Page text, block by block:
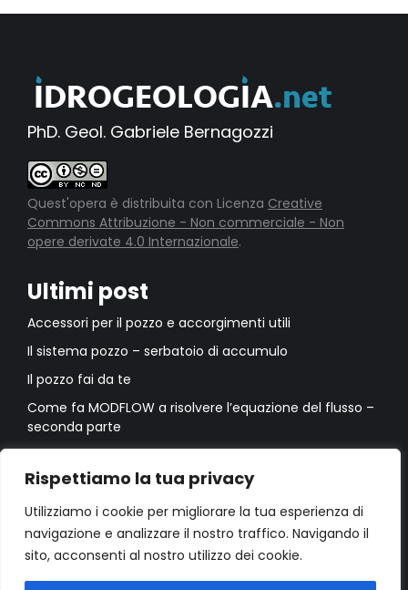
Rispettiamo la tua privacy
Utilizziamo i cookie per migliorare la tua esperienza di
navigazione e analizzare il nostro traffico. Navigando il
sito, acconsenti al nostro utilizzo dei cookie.
PhD. Geol. Gabriele Bernagozzi
Quest'opera è distribuita con Licenza Creative
Commons Attribuzione - Non commerciale - Non
opere derivate 4.0 Internazionale.
Ultimi post
Accessori per il pozzo e accorgimenti utili
Il sistema pozzo – serbatoio di accumulo
Il pozzo fai da te
Come fa MODFLOW a risolvere l’equazione del flusso –
seconda parte
prima parte